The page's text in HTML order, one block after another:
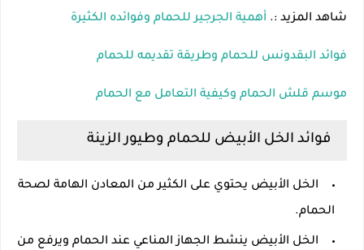
شاهد المزيد :. أهمية الجرجير للحمام وفوائده الكثيرة
فوائد البقدونس للحمام وطريقة تقديمه للحمام
موسم قلش الحمام وكيفية التعامل مع الحمام
فوائد الخل الأبيض للحمام وطيور الزينة
الخل الأبيض يحتوي على الكثير من المعادن الهامة لصحة
الحمام.
الخل الأبيض ينشط الجهاز المناعي عند الحمام ويرفع من